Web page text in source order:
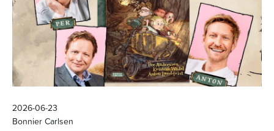
2026-06-23
Bonnier Carlsen